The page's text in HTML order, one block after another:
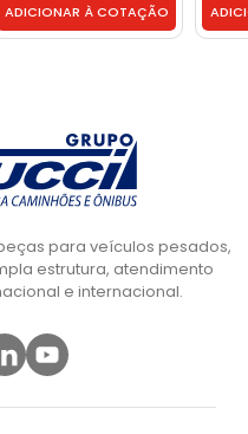
ADICIONAR À COTAÇÃO
para veículos pesados,
estrutura, atendimento
e internacional.